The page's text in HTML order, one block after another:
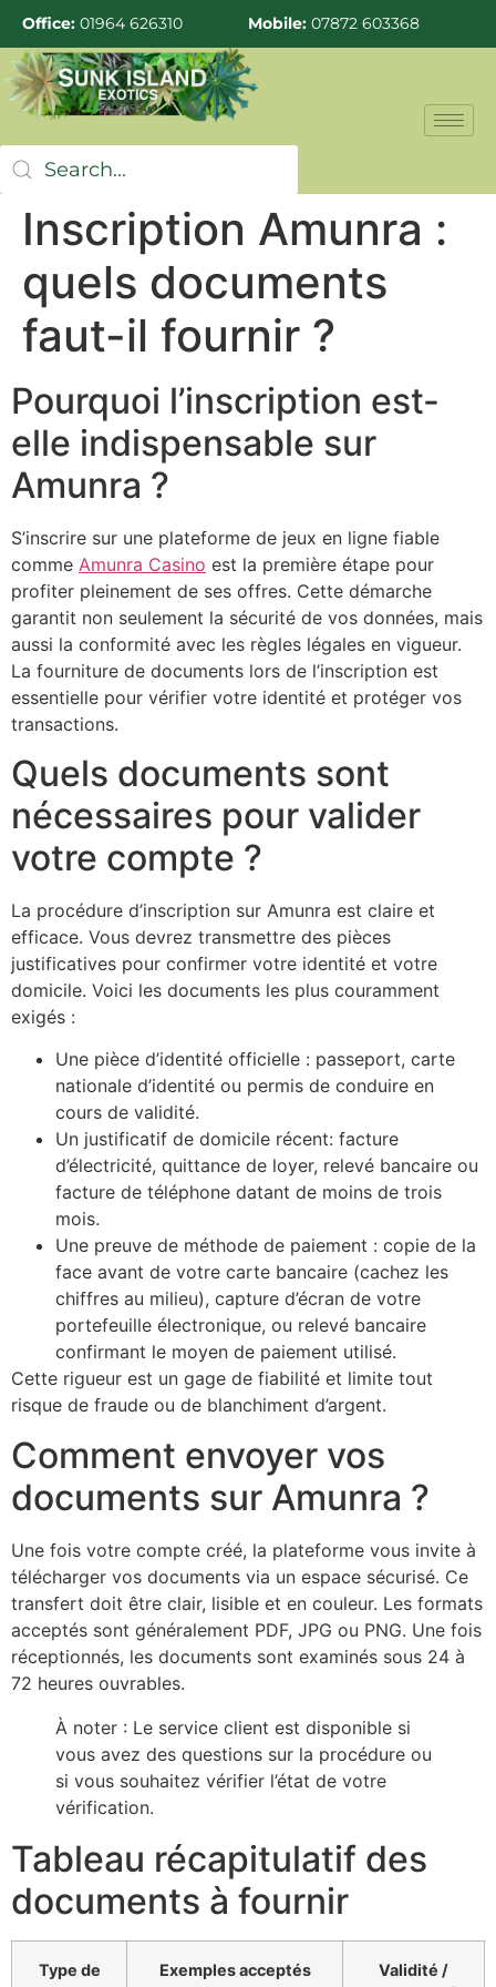
Office: 01964 626310 Mobile: 07872 603368
Inscription Amunra :
quels documents
faut-il fournir ?
Pourquoi l’inscription est-
elle indispensable sur
Amunra ?
S’inscrire sur une plateforme de jeux en ligne fiable
comme Amunra Casino est la première étape pour
profiter pleinement de ses offres. Cette démarche
garantit non seulement la sécurité de vos données, mais
aussi la conformité avec les règles légales en vigueur.
La fourniture de documents lors de l’inscription est
essentielle pour vérifier votre identité et protéger vos
transactions.
Quels documents sont
nécessaires pour valider
votre compte ?
La procédure d’inscription sur Amunra est claire et
efficace. Vous devrez transmettre des pièces
justificatives pour confirmer votre identité et votre
domicile. Voici les documents les plus couramment
exigés :
Une pièce d’identité officielle : passeport, carte
nationale d’identité ou permis de conduire en
cours de validité.
Un justificatif de domicile récent: facture
d’électricité, quittance de loyer, relevé bancaire ou
facture de téléphone datant de moins de trois
mois.
Une preuve de méthode de paiement : copie de la
face avant de votre carte bancaire (cachez les
chiffres au milieu), capture d’écran de votre
portefeuille électronique, ou relevé bancaire
confirmant le moyen de paiement utilisé.
Cette rigueur est un gage de fiabilité et limite tout
risque de fraude ou de blanchiment d’argent.
Comment envoyer vos
documents sur Amunra ?
Une fois votre compte créé, la plateforme vous invite à
télécharger vos documents via un espace sécurisé. Ce
transfert doit être clair, lisible et en couleur. Les formats
acceptés sont généralement PDF, JPG ou PNG. Une fois
réceptionnés, les documents sont examinés sous 24 à
72 heures ouvrables.
À noter : Le service client est disponible si
vous avez des questions sur la procédure ou
si vous souhaitez vérifier l’état de votre
vérification.
Tableau récapitulatif des
documents à fournir
Type de
Exemples acceptés
Validité /